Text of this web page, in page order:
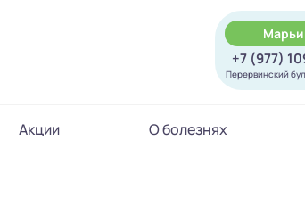
+7 (977)
Перервинский
Акции О болезнях